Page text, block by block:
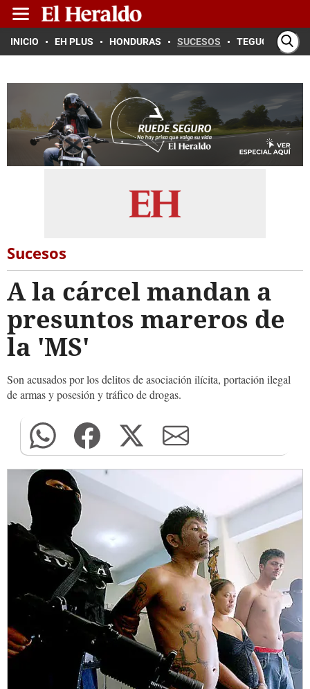
INICIO EH PLUS HONDURAS SUCESOS TEGUCIGALPA
Sucesos
A la cárcel mandan a
presuntos mareros de
la 'MS'
Son acusados por los delitos de asociación ilícita, portación ilegal
de armas y posesión y tráfico de drogas.